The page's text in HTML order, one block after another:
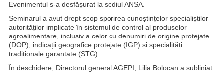
Evenimentul s-a desfășurat la sediul ANSA.
Seminarul a avut drept scop sporirea cunoștințelor specialiștilor
autorităților implicate în sistemul de control al produselor
agroalimentare, inclusiv a celor cu denumiri de origine protejate
(DOP), indicații geografice protejate (IGP) și specialități
tradiționale garantate (STG).
În deschidere, Directorul general AGEPI, Lilia Bolocan a subliniat